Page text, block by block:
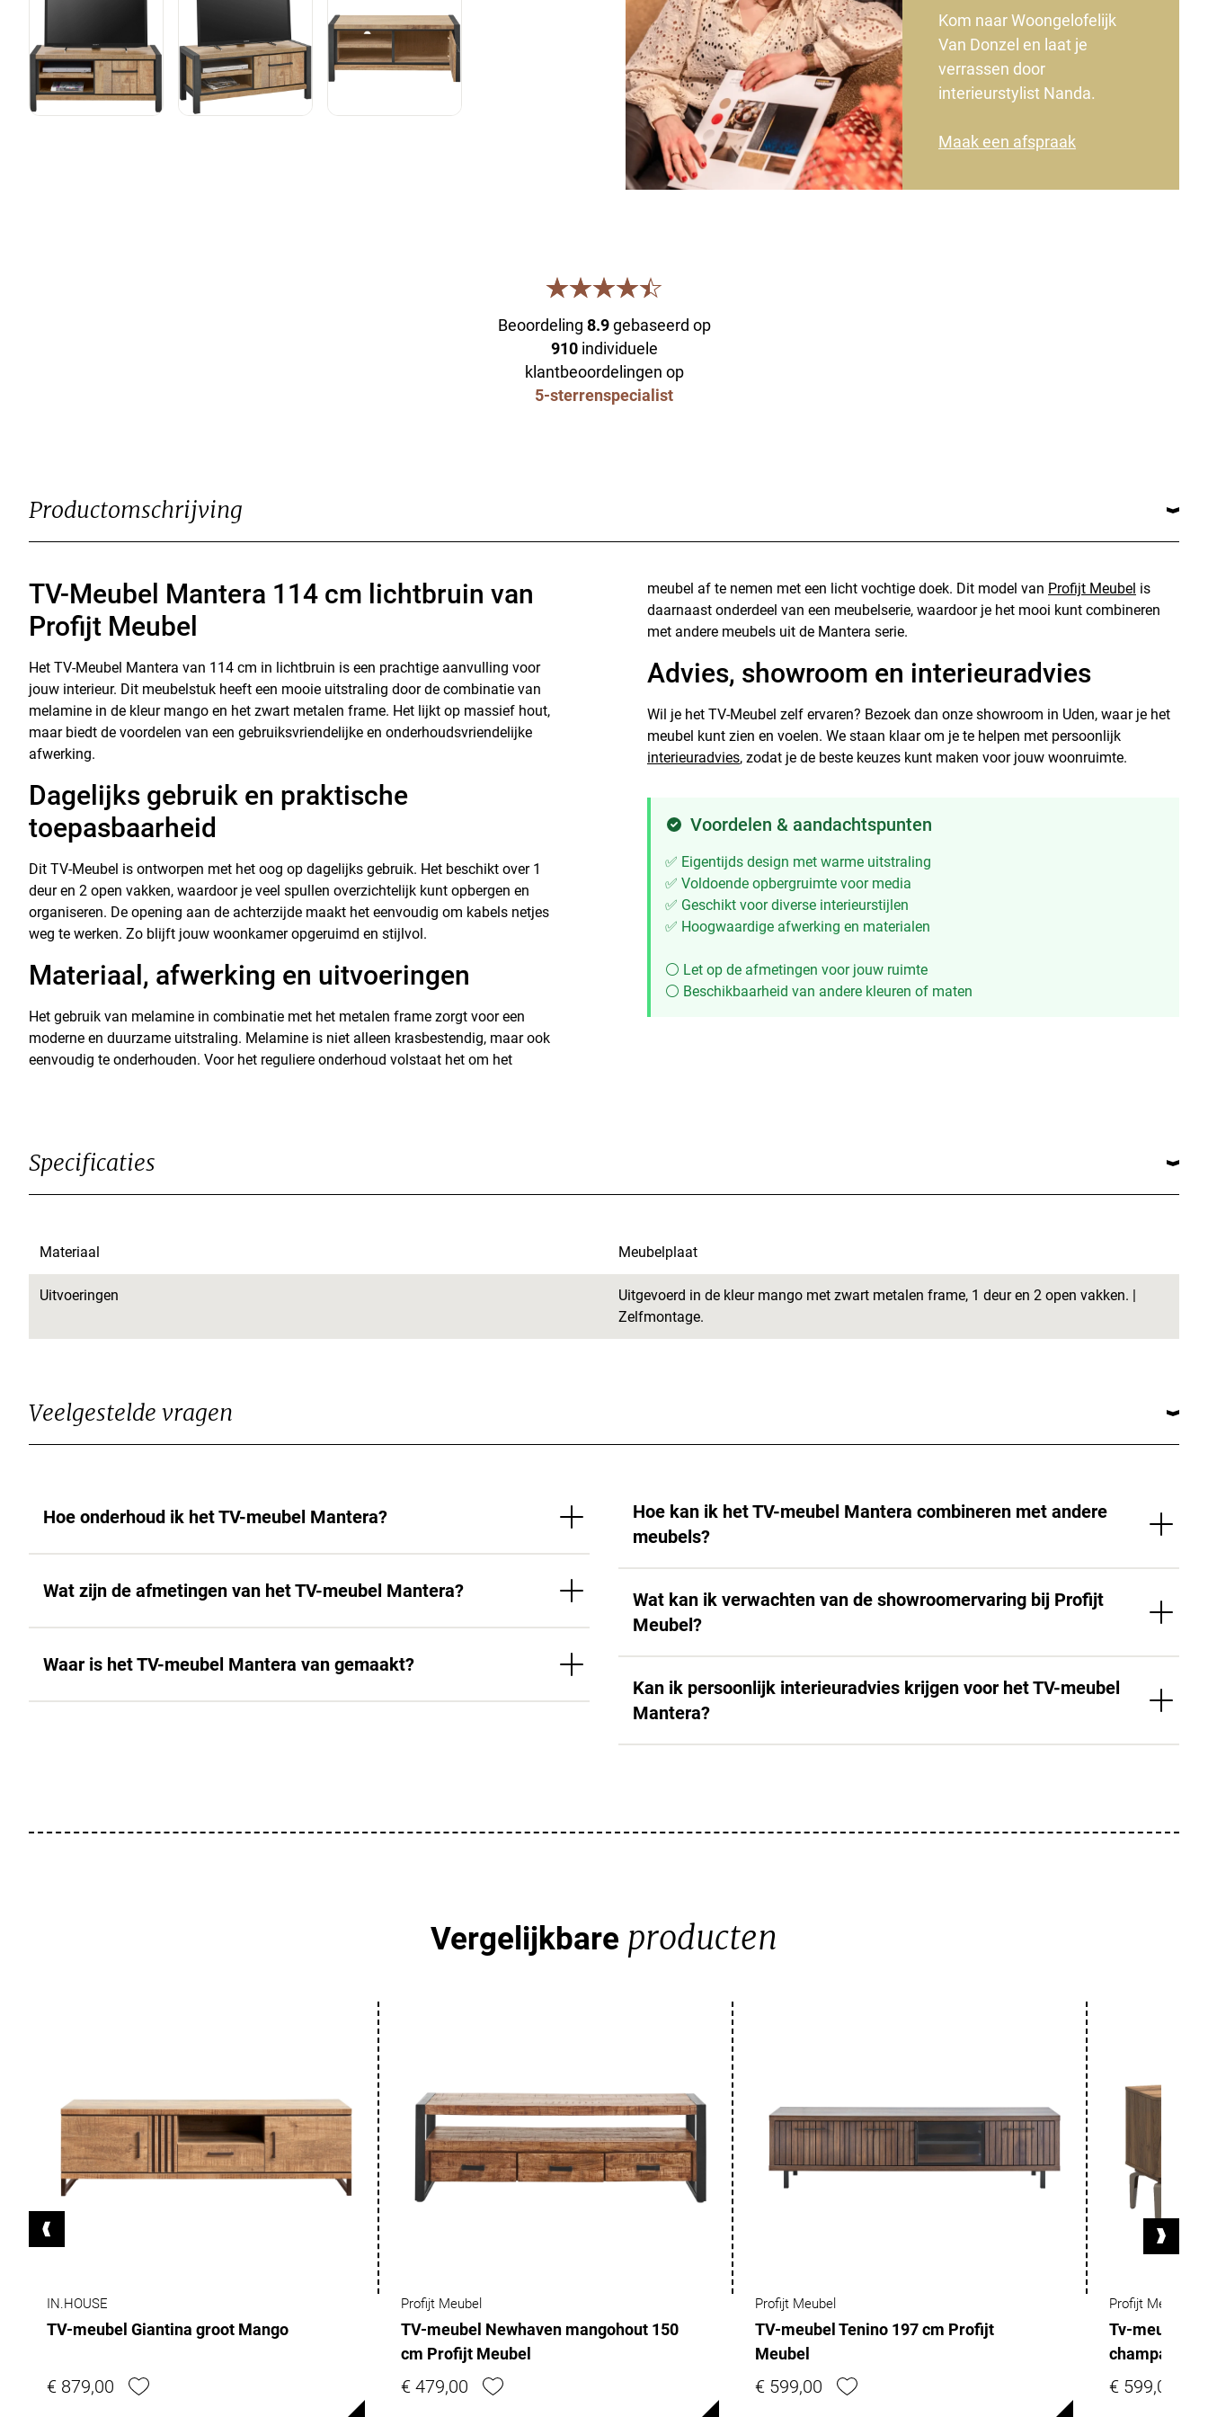
Kom naar Woongelofelijk
Van Donzel en laat je
verrassen door
interieurstylist Nanda.
Maak een afspraak
Beoordeling 8.9gebaseerd op
910individuele
klantbeoordelingen op
5-sterrenspecialist
Productomschrijving
TV-Meubel Mantera 114 cm lichtbruin van
Profijt Meubel
Het TV-Meubel Mantera van 114 cm in lichtbruin is een prachtige aanvulling voor
jouw interieur. Dit meubelstuk heeft een mooie uitstraling door de combinatie van
melamine in de kleur mango en het zwart metalen frame. Het lijkt op massief hout,
maar biedt de voordelen van een gebruiksvriendelijke en onderhoudsvriendelijke
afwerking.
Dagelijks gebruik en praktische
toepasbaarheid
Dit TV-Meubel is ontworpen met het oog op dagelijks gebruik. Het beschikt over 1
deur en 2 open vakken, waardoor je veel spullen overzichtelijk kunt opbergen en
organiseren. De opening aan de achterzijde maakt het eenvoudig om kabels netjes
weg te werken. Zo blijft jouw woonkamer opgeruimd en stijlvol.
Materiaal, afwerking en uitvoeringen
Het gebruik van melamine in combinatie met het metalen frame zorgt voor een
moderne en duurzame uitstraling. Melamine is niet alleen krasbestendig, maar ook
eenvoudig te onderhouden. Voor het reguliere onderhoud volstaat het om het
meubel af te nemen met een licht vochtige doek. Dit model van Profijt Meubel is
daarnaast onderdeel van een meubelserie, waardoor je het mooi kunt combineren
met andere meubels uit de Mantera serie.
Advies, showroom en interieuradvies
Wil je het TV-Meubel zelf ervaren? Bezoek dan onze showroom in Uden, waar je het
meubel kunt zien en voelen. We staan klaar om je te helpen met persoonlijk
interieuradvies, zodat je de beste keuzes kunt maken voor jouw woonruimte.
Voordelen & aandachtspunten
✅ Eigentijds design met warme uitstraling
✅ Voldoende opbergruimte voor media
✅ Geschikt voor diverse interieurstijlen
✅ Hoogwaardige afwerking en materialen
⚪ Let op de afmetingen voor jouw ruimte
⚪ Beschikbaarheid van andere kleuren of maten
Specificaties
Materiaal Meubelplaat
Uitvoeringen
Uitgevoerd in de kleur mango met zwart metalen frame, 1 deur en 2 open vakken. |
Zelfmontage.
Veelgestelde vragen
Hoe onderhoud ik het TV-meubel Mantera?
Wat zijn de afmetingen van het TV-meubel Mantera?
Waar is het TV-meubel Mantera van gemaakt?
Hoe kan ik het TV-meubel Mantera combineren met andere
meubels?
Wat kan ik verwachten van de showroomervaring bij Profijt
Meubel?
Kan ik persoonlijk interieuradvies krijgen voor het TV-meubel
Mantera?
Vergelijkbare producten
IN.HOUSE
TV-meubel Giantina groot Mango
€ 879,00
Profijt Meubel
TV-meubel Newhaven mangohout 150
cm Profijt Meubel
€ 479,00
Profijt Meubel
TV-meubel Tenino 197 cm Profijt
Meubel
€ 599,00
Profijt Meubel
Tv-meubel
€ 599,00